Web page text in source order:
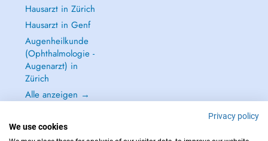
Hausarzt in Zürich
Hausarzt in Genf
Augenheilkunde
(Ophthalmologie -
Augenarzt) in
Zürich
Alle anzeigen →
Privacy policy
We use cookies